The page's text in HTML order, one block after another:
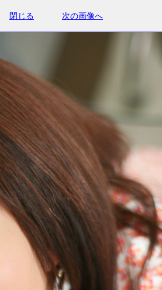
閉じる 次の画像へ